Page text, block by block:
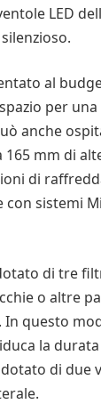
LED
al
per
anche
mm di
di
sistemi
di tre
o altre
In questo
la
di due